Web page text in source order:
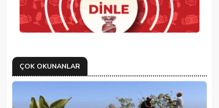
ÇOK OKUNANLAR